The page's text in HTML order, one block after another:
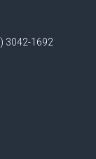
3042-1692